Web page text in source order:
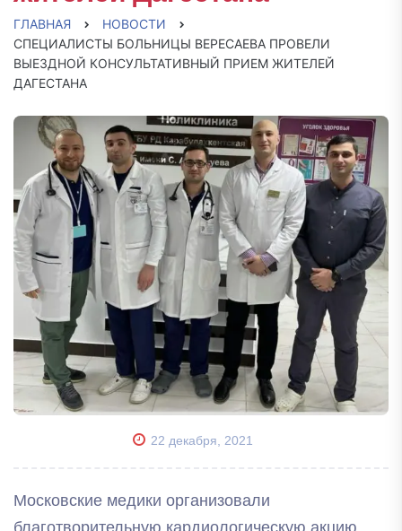
ГЛАВНАЯ
НОВОСТИ
СПЕЦИАЛИСТЫ БОЛЬНИЦЫ ВЕРЕСАЕВА ПРОВЕЛИ
ВЫЕЗДНОЙ КОНСУЛЬТАТИВНЫЙ ПРИЕМ ЖИТЕЛЕЙ
ДАГЕСТАНА
22 декабря, 2021
Московские медики организовали
благотворительную кардиологическую акцию